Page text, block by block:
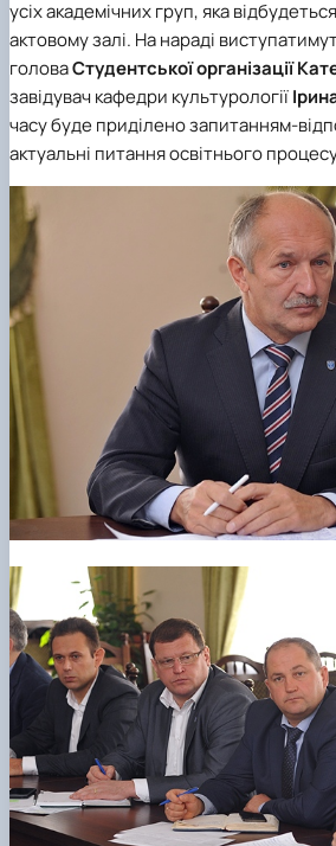
усіх академічних груп, яка відбудеться
актовому залі. На нараді
головаСтудентської організації
завідувачкафедри культурології
часу буде приділено запитанням-
актуальні питання освітнього